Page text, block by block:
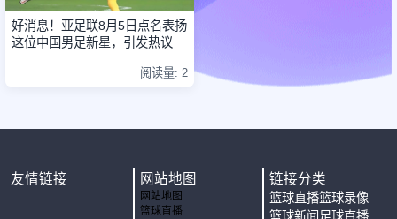
好消息！亚足联8月5日点名表扬
这位中国男足新星，引发热议
阅读量: 2
友情链接 网站地图
网站地图
篮球直播
链接分类
篮球直播篮球录像